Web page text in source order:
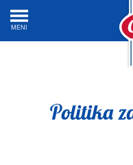
MENI
Politika